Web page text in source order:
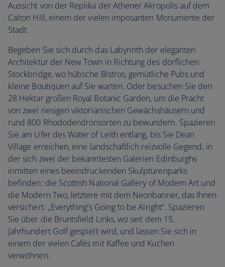
Aussicht von der Replika der Athener Akropolis auf dem
Calton Hill, einem der vielen imposanten Monumente der
Stadt.
Begeben Sie sich durch das Labyrinth der eleganten
Architektur der New Town in Richtung des dörflichen
Stockbridge, wo hübsche Bistros, gemütliche Pubs und
kleine Boutiquen auf Sie warten. Oder besuchen Sie den
28 Hektar großen Royal Botanic Garden, um die Pracht
von zwei riesigen viktorianischen Gewächshäusern und
rund 800 Rhododendronsorten zu bewundern. Spazieren
Sie am Ufer des Water of Leith entlang, bis Sie Dean
Village erreichen, eine landschaftlich reizvolle Gegend, in
der sich zwei der bekanntesten Galerien Edinburghs
inmitten eines beeindruckenden Skulpturenparks
befinden: die Scottish National Gallery of Modern Art und
die Modern Two, letztere mit dem Neonbanner, das Ihnen
versichert: „Everything’s Going to be Alright“. Spazieren
Sie über die Bruntsfield Links, wo seit dem 15.
Jahrhundert Golf gespielt wird, und lassen Sie sich in
einem der vielen Cafés mit Kaffee und Kuchen
verwöhnen.